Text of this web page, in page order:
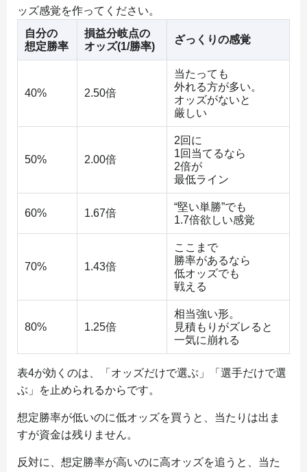
ッズ感覚を作ってください。
自分の
想定勝率
損益分岐点の
オッズ(1/勝率)
ざっくりの感覚
40% 2.50倍
当たっても
外れる方が多い。
オッズがないと
厳しい
50% 2.00倍
2回に
1回当てるなら
2倍が
最低ライン
60% 1.67倍
“堅い単勝”でも
1.7倍欲しい感覚
70% 1.43倍
ここまで
勝率があるなら
低オッズでも
戦える
80% 1.25倍
相当強い形。
見積もりがズレると
一気に崩れる
表4が効くのは、「オッズだけで選ぶ」「選手だけで選
ぶ」を止められるからです。
想定勝率が低いのに低オッズを買うと、当たりは出ま
すが資金は残りません。
反対に、想定勝率が高いのに高オッズを追うと、当た